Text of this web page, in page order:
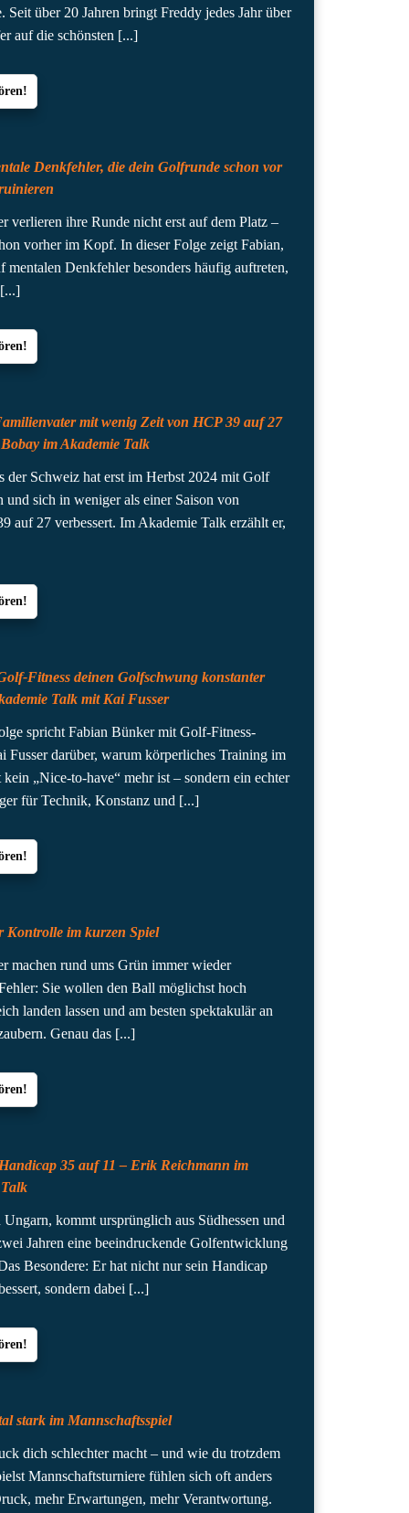
Seit über 20 Jahren bringt Freddy jedes Jahr über
auf die schönsten [...]
Denkfehler, die dein Golfrunde schon vor
verlieren ihre Runde nicht erst auf dem Platz –
vorher im Kopf. In dieser Folge zeigt Fabian,
mentalen Denkfehler besonders häufig auftreten,
[...]
mit wenig Zeit von HCP 39 auf 27
im Akademie Talk
der Schweiz hat erst im Herbst 2024 mit Golf
und sich in weniger als einer Saison von
auf 27 verbessert. Im Akademie Talk erzählt er,
Fitness deinen Golfschwung konstanter
Talk mit Kai Fusser
spricht Fabian Bünker mit Golf-Fitness-
Fusser darüber, warum körperliches Training im
„Nice-to-have“ mehr ist – sondern ein echter
für Technik, Konstanz und [...]
Kontrolle im kurzen Spiel
machen rund ums Grün immer wieder
Sie wollen den Ball möglichst hoch
landen lassen und am besten spektakulär an
Genau das [...]
35 auf 11 – Erik Reichmann im
kommt ursprünglich aus Südhessen und
Jahren eine beeindruckende Golfentwicklung
Besondere: Er hat nicht nur sein Handicap
sondern dabei [...]
stark im Mannschaftsspiel
dich schlechter macht – und wie du trotzdem
Mannschaftsturniere fühlen sich oft anders
mehr Erwartungen, mehr Verantwortung.